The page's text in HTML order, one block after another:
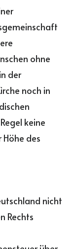
ohne
der
noch in
keine
des
nicht
Rechts